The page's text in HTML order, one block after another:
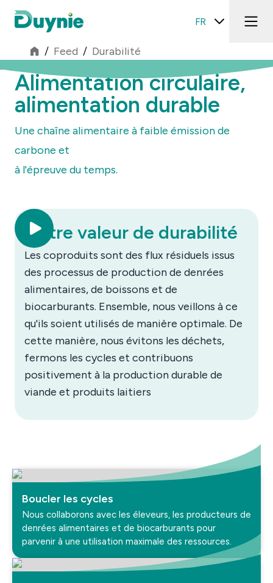
FR
/ Feed / Durabilité
Alimentation circulaire,
alimentation durable
Une chaîne alimentaire à faible émission de
carbone et
à l'épreuve du temps.
Notre valeur de durabilité
Les coproduits sont des flux résiduels issus
des processus de production de denrées
alimentaires, de boissons et de
biocarburants. Ensemble, nous veillons à ce
qu'ils soient utilisés de manière optimale. De
cette manière, nous évitons les déchets,
fermons les cycles et contribuons
positivement à la production durable de
viande et produits laitiers
Boucler les cycles
Nous collaborons avec les éleveurs, les producteurs de
denrées alimentaires et de biocarburants pour
parvenir à une utilisation maximale des ressources.